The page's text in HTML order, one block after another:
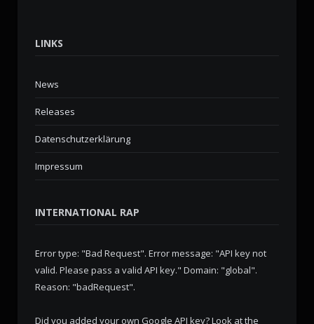
LINKS
News
Releases
Datenschutzerklärung
Impressum
INTERNATIONAL RAP
Error type: "Bad Request". Error message: "API key not
valid. Please pass a valid API key." Domain: "global".
Reason: "badRequest".
Did you added your own Google API key? Look at the